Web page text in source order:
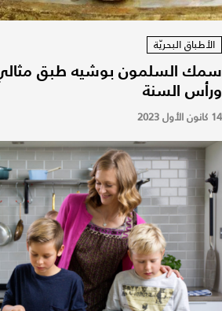
الأطباق البحريّة
سمك السلمون بوشيه طبق مثالي
ورأس السنة
14 كانون الأول 2023